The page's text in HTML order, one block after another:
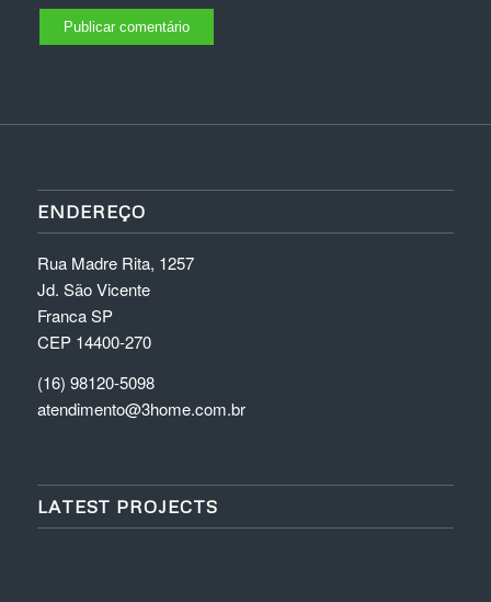
ENDEREÇO
Rua Madre Rita, 1257
Jd. São Vicente
Franca SP
CEP 14400-270
(16) 98120-5098
atendimento@3home.com.br
LATEST PROJECTS